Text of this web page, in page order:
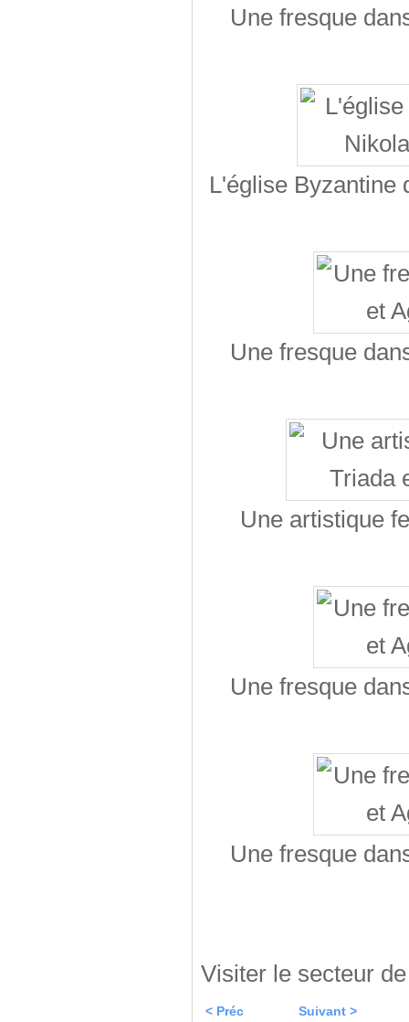
Une fresque
L'église Byzantine
Une fresque
Une artistique
Une fresque
Une fresque
Visiter le secteur
< Préc Suivant >